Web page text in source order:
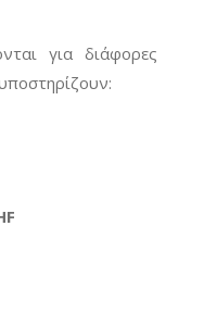
για διάφορες